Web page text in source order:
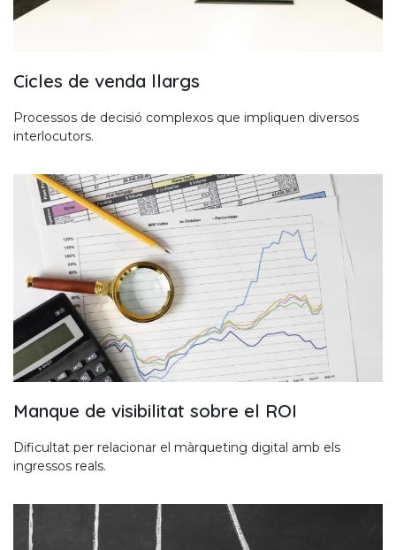
Cicles de venda llargs
Processos de decisió complexos que impliquen diversos
interlocutors.
Manque de visibilitat sobre el ROI
Dificultat per relacionar el màrqueting digital amb els
ingressos reals.